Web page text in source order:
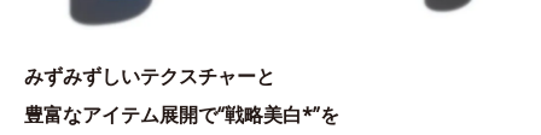
みずみずしいテクスチャーと
豊富なアイテム展開で“戦略美白*”を